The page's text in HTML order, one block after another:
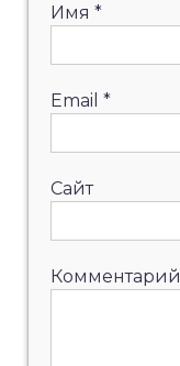
Имя *
Email *
Сайт
Комментарий